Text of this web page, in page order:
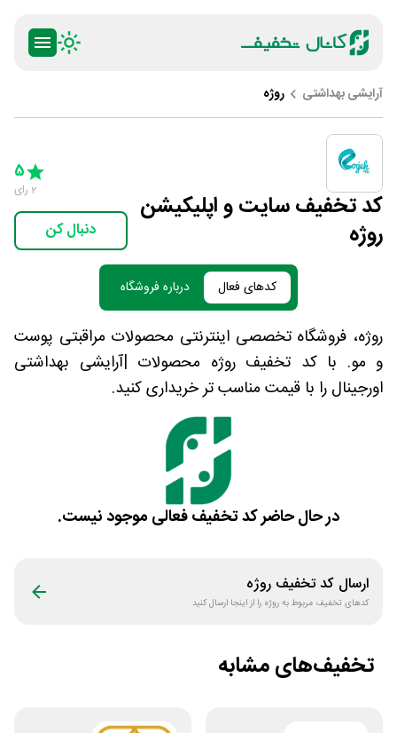
آرایشی بهداشتی روژه
کد تخفیف سایت و اپلیکیشن
روژه
5 Stars
5
2 رای
دنبال کن
کدهای فعال درباره فروشگاه
روژه، فروشگاه تخصصی اینترنتی محصولات مراقبتی پوست
و مو. با کد تخفیف روژه محصولات |آرایشی بهداشتی
اورجینال را با قیمت مناسب تر خریداری کنید.
در حال حاضر کد تخفیف فعالی موجود نیست.
ارسال کد تخفیف روژه
کدهای تخفیف مربوط بهروژه را از اینجا ارسال کنید
تخفیف‌های مشابه